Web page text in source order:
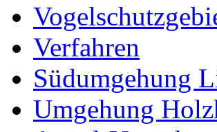
Verfahren
Südumgehung
Umgehung